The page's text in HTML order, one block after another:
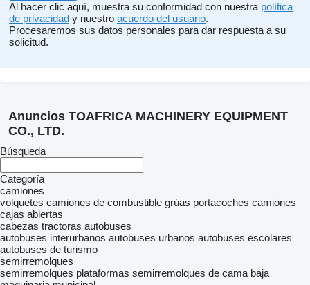
Al hacer clic aquí, muestra su conformidad con nuestra política
de privacidad y nuestro acuerdo del usuario.
Procesaremos sus datos personales para dar respuesta a su
solicitud.
Anuncios TOAFRICA MACHINERY EQUIPMENT
CO., LTD.
Búsqueda
Categoría
camiones
volquetes camiones de combustible grúas portacoches camiones
cajas abiertas
cabezas tractoras autobuses
autobuses interurbanos autobuses urbanos autobuses escolares
autobuses de turismo
semirremolques
semirremolques plataformas semirremolques de cama baja